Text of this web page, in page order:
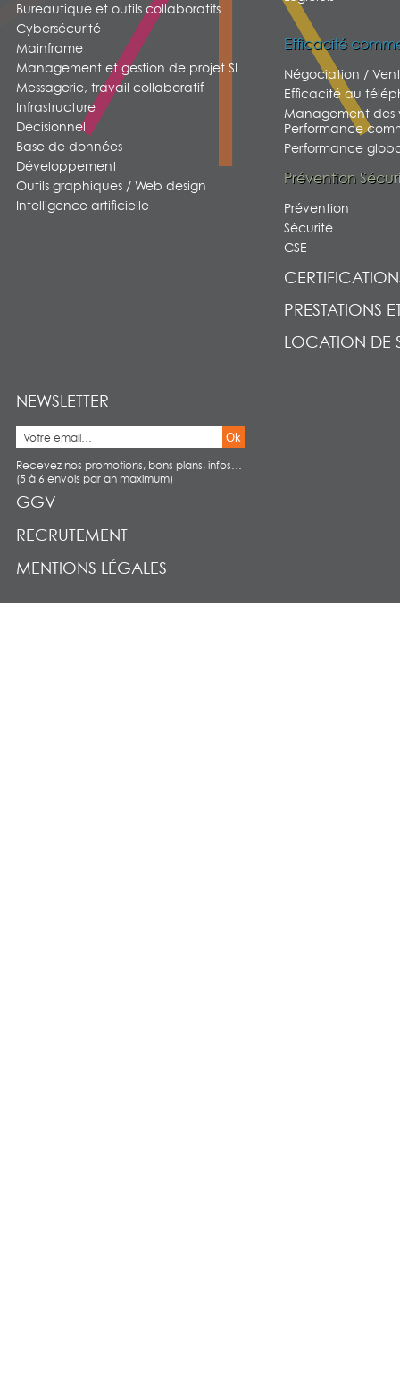
Bureautique et outils collaboratifs
Cybersécurité
Mainframe
Management et gestion de projet SI
Messagerie, travail collaboratif
Infrastructure
Décisionnel
Base de données
Développement
Outils graphiques / Web design
Intelligence artificielle
Efficacité
Négociation /
Efficacité au
Management des
Performance
Performance
Prévention
Prévention
Sécurité
CSE
PRESTATIONS
LOCATION DE
NEWSLETTER
Ok
Recevez nos promotions, bons plans, infos…
(5 à 6 envois par an maximum)
RECRUTEMENT
MENTIONS LÉGALES
GGV